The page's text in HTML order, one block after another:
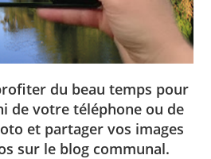
du beau temps pour
de votre téléphone ou de
et partager vos images
sur le blog communal.